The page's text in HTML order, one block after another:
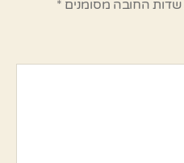
שדות החובה מסומנים *